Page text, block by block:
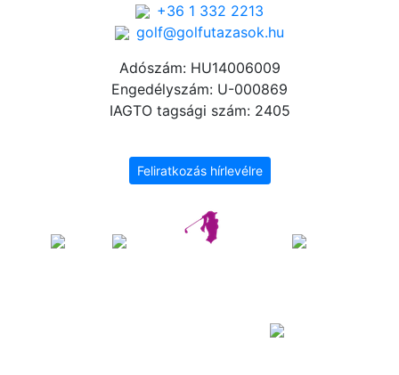
+36 1 332 2213
golf@golfutazasok.hu
Adószám: HU14006009
Engedélyszám: U-000869
IAGTO tagsági szám: 2405
Feliratkozás hírlevélre